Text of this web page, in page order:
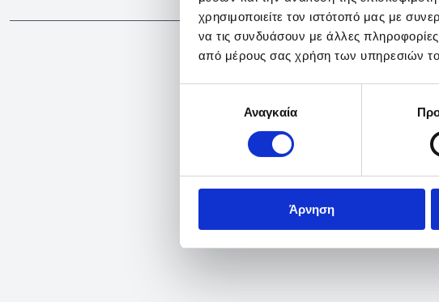
χρησιμοποιείτε τον ιστότοπό μας με
να τις συνδυάσουν με άλλες
από μέρους σας χρήση των υπηρεσιών
συγκατάθεσηςΑναγκαία
Άρνηση